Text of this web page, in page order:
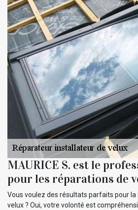
MAURICE S. est le
pour les réparations de
Vous voulez des résultats parfaits pour
velux ? Oui, votre volonté est